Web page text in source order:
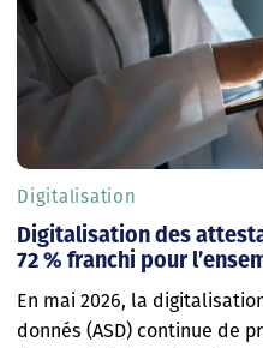
Digitalisation des
72 % franchi pour
En mai 2026, la
donnés (ASD) continue de
Digitalisation